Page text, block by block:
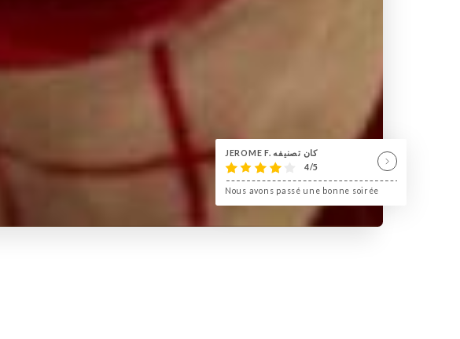
JEROME F. كان تصنيفه
4/5
Nous avons passé une bonne soirée